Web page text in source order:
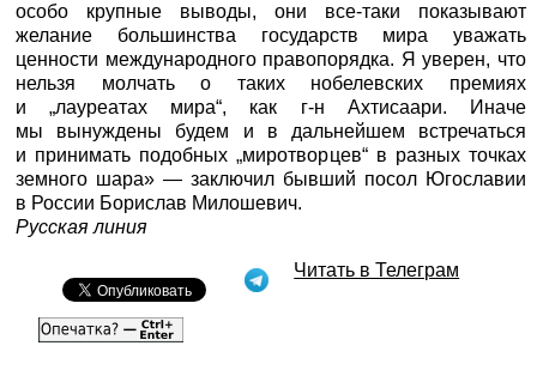
особо крупные выводы, они все-таки показывают
желание большинства государств мира уважать
ценности международного правопорядка. Я уверен, что
нельзя молчать о таких нобелевских премиях
и „лауреатах мира“, как г-н Ахтисаари. Иначе
мы вынуждены будем и в дальнейшем встречаться
и принимать подобных „миротворцев“ в разных точках
земного шара» — заключил бывший посол Югославии
в России Борислав Милошевич.
Русская линия
Читать в Телеграм